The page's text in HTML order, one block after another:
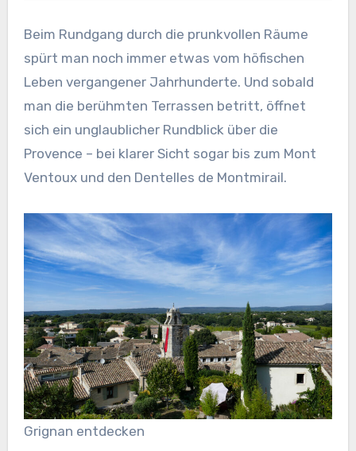
Beim Rundgang durch die prunkvollen Räume
spürt man noch immer etwas vom höfischen
Leben vergangener Jahrhunderte. Und sobald
man die berühmten Terrassen betritt, öffnet
sich ein unglaublicher Rundblick über die
Provence – bei klarer Sicht sogar bis zum Mont
Ventoux und den Dentelles de Montmirail.
Grignan entdecken